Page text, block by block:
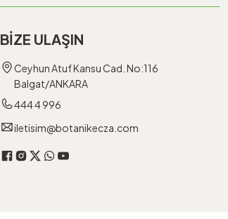
BİZE ULAŞIN
Ceyhun Atuf Kansu Cad. No:116
Balgat/ANKARA
444 4 996
iletisim@botanikecza.com